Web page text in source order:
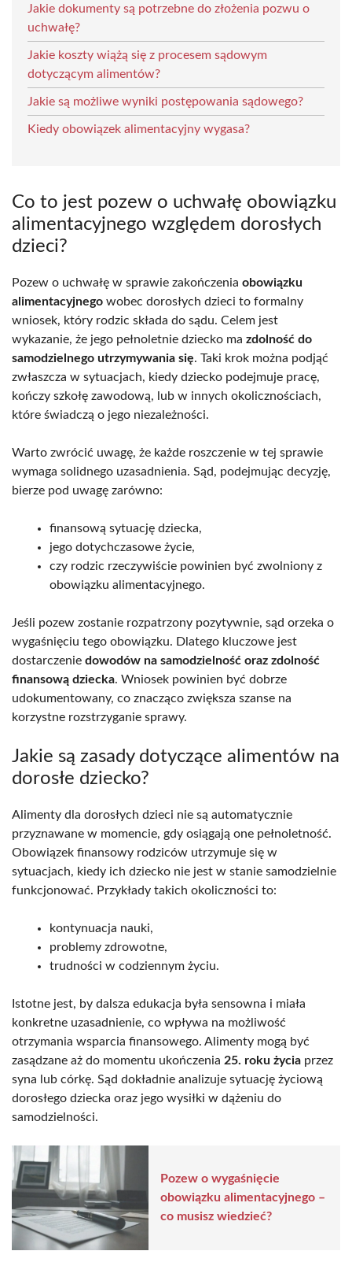
Jakie dokumenty są potrzebne do złożenia pozwu o
uchwałę?
Jakie koszty wiążą się z procesem sądowym
dotyczącym alimentów?
Jakie są możliwe wyniki postępowania sądowego?
Kiedy obowiązek alimentacyjny wygasa?
Co to jest pozew o uchwałę obowiązku
alimentacyjnego względem dorosłych
dzieci?
Pozew o uchwałę w sprawie zakończenia obowiązku
alimentacyjnego wobec dorosłych dzieci to formalny
wniosek, który rodzic składa do sądu. Celem jest
wykazanie, że jego pełnoletnie dziecko ma zdolność do
samodzielnego utrzymywania się. Taki krok można podjąć
zwłaszcza w sytuacjach, kiedy dziecko podejmuje pracę,
kończy szkołę zawodową, lub w innych okolicznościach,
które świadczą o jego niezależności.
Warto zwrócić uwagę, że każde roszczenie w tej sprawie
wymaga solidnego uzasadnienia. Sąd, podejmując decyzję,
bierze pod uwagę zarówno:
finansową sytuację dziecka,
jego dotychczasowe życie,
czy rodzic rzeczywiście powinien być zwolniony z
obowiązku alimentacyjnego.
Jeśli pozew zostanie rozpatrzony pozytywnie, sąd orzeka o
wygaśnięciu tego obowiązku. Dlatego kluczowe jest
dostarczenie dowodów na samodzielność oraz zdolność
finansową dziecka. Wniosek powinien być dobrze
udokumentowany, co znacząco zwiększa szanse na
korzystne rozstrzyganie sprawy.
Jakie są zasady dotyczące alimentów na
dorosłe dziecko?
Alimenty dla dorosłych dzieci nie są automatycznie
przyznawane w momencie, gdy osiągają one pełnoletność.
Obowiązek finansowy rodziców utrzymuje się w
sytuacjach, kiedy ich dziecko nie jest w stanie samodzielnie
funkcjonować. Przykłady takich okoliczności to:
kontynuacja nauki,
problemy zdrowotne,
trudności w codziennym życiu.
Istotne jest, by dalsza edukacja była sensowna i miała
konkretne uzasadnienie, co wpływa na możliwość
otrzymania wsparcia finansowego. Alimenty mogą być
zasądzane aż do momentu ukończenia 25. roku życia przez
syna lub córkę. Sąd dokładnie analizuje sytuację życiową
dorosłego dziecka oraz jego wysiłki w dążeniu do
samodzielności.
Pozew o wygaśnięcie
obowiązku alimentacyjnego –
co musisz wiedzieć?